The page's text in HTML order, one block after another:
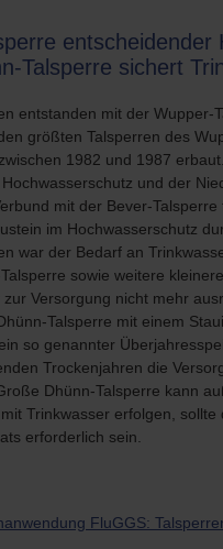
entscheidender
Talsperre sichert
entstanden mit der Wupper-
größten Talsperren des
1982 und 1987
und der
mit der Bever-
im Hochwasserschutz
war der Bedarf an
sowie weitere
Versorgung nicht mehr
Talsperre mit einem
so genannter
Trockenjahren die
Dhünn-Talsperre kann
Trinkwasser erfolgen,
erforderlich sein.
FluGGS: